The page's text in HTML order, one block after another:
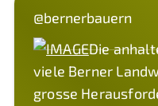
@bernerbauern
Die
viele Berner
grosse